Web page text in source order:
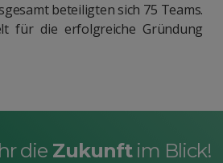
beteiligten sich 75 Teams.
für die erfolgreiche Gründung
die Zukunftim Blick!